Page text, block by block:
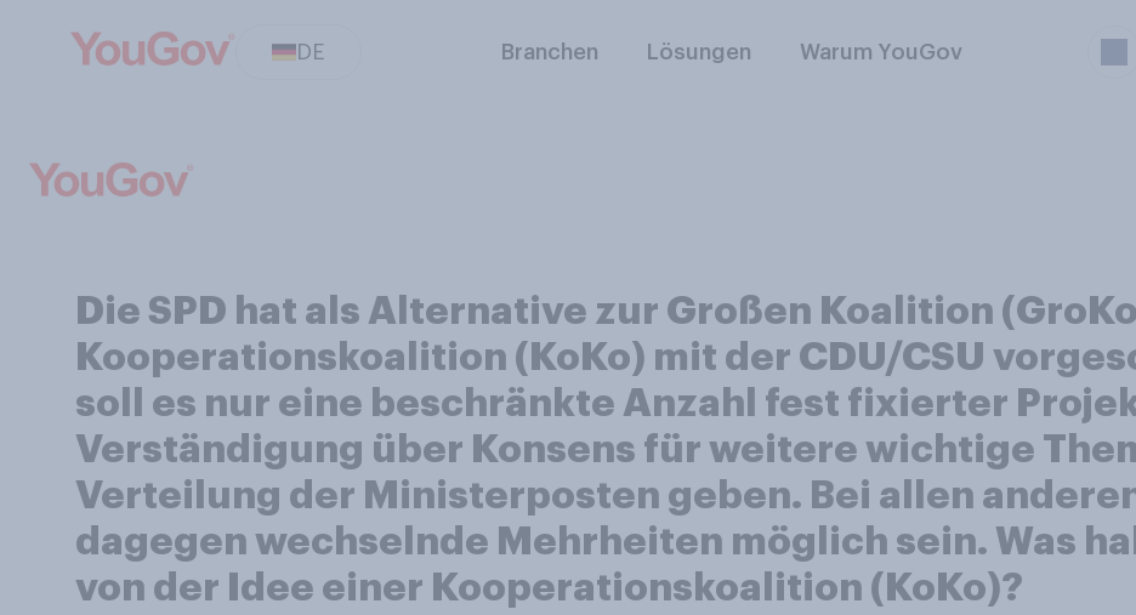
DE Branchen Lösungen Warum YouGov
Die SPD hat als Alternative zur Großen Koalition
Kooperationskoalition (KoKo) mit der CDU/CSU
soll es nur eine beschränkte Anzahl fest fixierter
Verständigung über Konsens für weitere wichtige
Verteilung der Ministerposten geben. Bei allen
dagegen wechselnde Mehrheiten möglich sein. Was
von der Idee einer Kooperationskoalition (KoKo)?